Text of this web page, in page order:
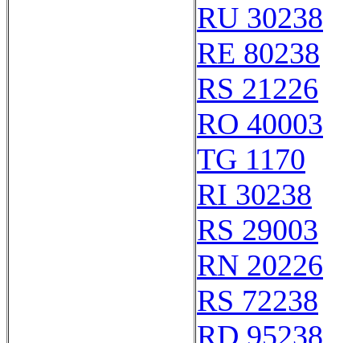
RU 30238
RE 80238
RS 21226
RO 40003
TG 1170
RI 30238
RS 29003
RN 20226
RS 72238
RD 95238